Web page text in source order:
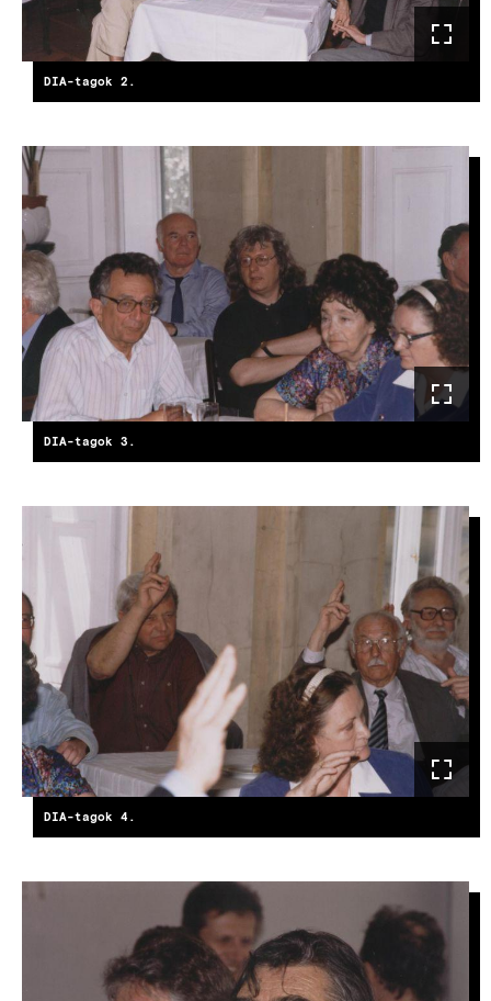
DIA-tagok 2.
DIA-tagok 3.
DIA-tagok 4.